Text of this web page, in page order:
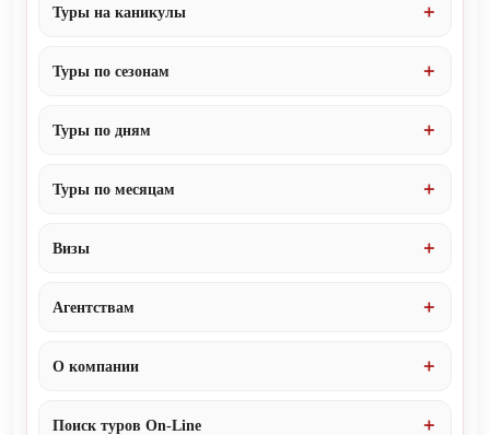
Туры на каникулы
Туры по сезонам
Туры по дням
Туры по месяцам
Визы
Агентствам
О компании
Поиск туров On-Line